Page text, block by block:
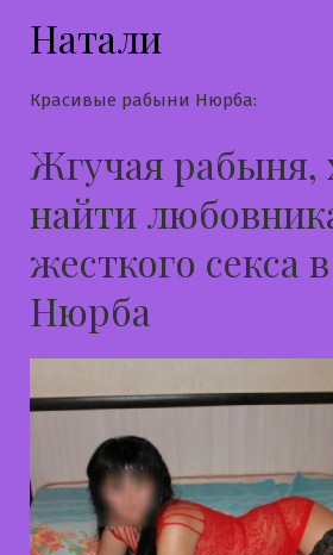
Натали
Красивые рабыни Нюрба:
Жгучая рабыня,
найти
жесткого секса
Нюрба